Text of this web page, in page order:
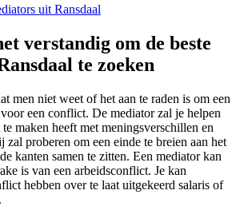
uit Ransdaal
verstandig om de beste
te zoeken
men niet weet of het aan te raden is om een
een conflict. De mediator zal je helpen
maken heeft met meningsverschillen en
proberen om een einde te breien aan het
kanten samen te zitten. Een mediator kan
is van een arbeidsconflict. Je kan
hebben over te laat uitgekeerd salaris of